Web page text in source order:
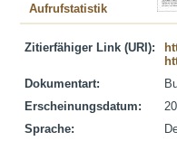
Aufrufstatistik
Zitierfähiger Link (URI):
Dokumentart:
Erscheinungsdatum:
Sprache: